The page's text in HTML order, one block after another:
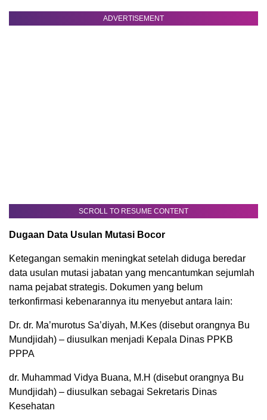
ADVERTISEMENT
SCROLL TO RESUME CONTENT
Dugaan Data Usulan Mutasi Bocor
Ketegangan semakin meningkat setelah diduga beredar
data usulan mutasi jabatan yang mencantumkan sejumlah
nama pejabat strategis. Dokumen yang belum
terkonfirmasi kebenarannya itu menyebut antara lain:
Dr. dr. Ma’murotus Sa’diyah, M.Kes (disebut orangnya Bu
Mundjidah) – diusulkan menjadi Kepala Dinas PPKB
PPPA
dr. Muhammad Vidya Buana, M.H (disebut orangnya Bu
Mundjidah) – diusulkan sebagai Sekretaris Dinas
Kesehatan